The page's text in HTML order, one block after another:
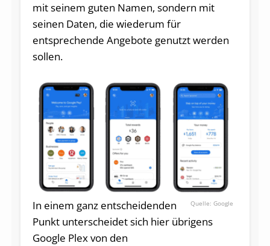
mit seinem guten Namen, sondern mit
seinen Daten, die wiederum für
entsprechende Angebote genutzt werden
sollen.
Google
In einem ganz entscheidenden
Punkt unterscheidet sich hier übrigens
Google Plex von den